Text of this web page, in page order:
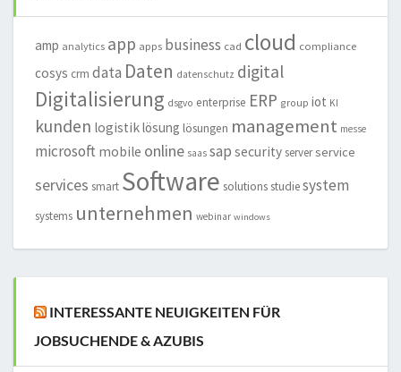
amp analytics app apps business cad cloud compliance
cosys crm data Daten datenschutz digital
Digitalisierung dsgvo enterprise ERP group iot KI
kunden logistiklösung lösungen management messe
microsoft mobile online saas sap security serverservice
services smart Software solutions studiesystem
systems unternehmen webinar windows
INTERESSANTE NEUIGKEITEN FÜR
JOBSUCHENDE & AZUBIS